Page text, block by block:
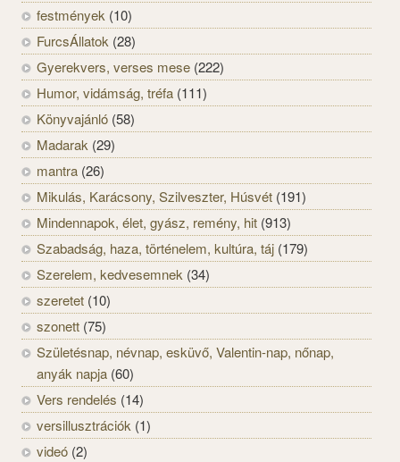
festmények (10)
FurcsÁllatok (28)
Gyerekvers, verses mese (222)
Humor, vidámság, tréfa (111)
Könyvajánló (58)
Madarak (29)
mantra (26)
Mikulás, Karácsony, Szilveszter, Húsvét (191)
Mindennapok, élet, gyász, remény, hit (913)
Szabadság, haza, történelem, kultúra, táj (179)
Szerelem, kedvesemnek (34)
szeretet (10)
szonett (75)
Születésnap, névnap, esküvő, Valentin-nap, nőnap,
anyák napja (60)
Vers rendelés (14)
versillusztrációk (1)
videó (2)